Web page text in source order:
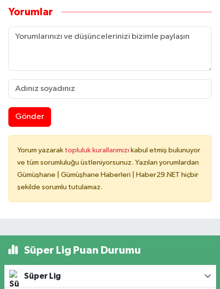
Yorumlar
Gönder
Yorum yazarak topluluk kurallarımızı kabul etmiş bulunuyor
ve tüm sorumluluğu üstleniyorsunuz. Yazılan yorumlardan
Gümüşhane | Gümüşhane Haberleri | Haber29.NET hiçbir
şekilde sorumlu tutulamaz.
Süper Lig Puan Durumu
Süper Lig